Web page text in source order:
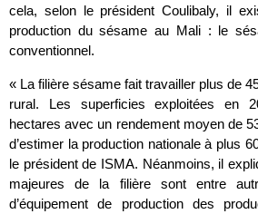
cela, selon le président Coulibaly, il
production du sésame au Mali : le
conventionnel.
« La filière sésame fait travailler plus de
rural. Les superficies exploitées en
hectares avec un rendement moyen de
d’estimer la production nationale à plus
le président de ISMA. Néanmoins, il
majeures de la filière sont entre
d’équipement de production des